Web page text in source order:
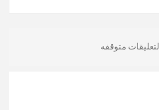
التعليقات متوقفه